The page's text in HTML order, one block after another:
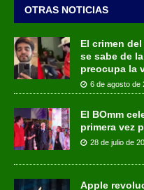
OTRAS NOTICIAS
El crimen
se sabe de
preocupa la
6 de agosto de
El BOmm
primera vez
28 de julio de
Apple